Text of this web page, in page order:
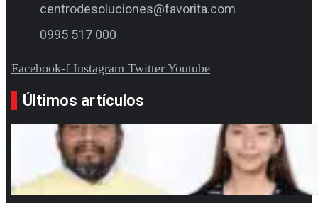
centrodesoluciones@favorita.com
0995 517 000
Facebook-f Instagram Twitter Youtube
Últimos artículos